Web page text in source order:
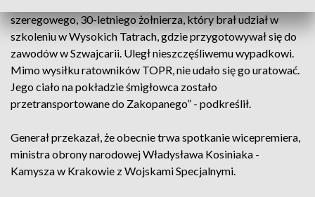
szeregowego, 30-letniego żołnierza, który brał udział w
szkoleniu w Wysokich Tatrach, gdzie przygotowywał się do
zawodów w Szwajcarii. Uległ nieszczęśliwemu wypadkowi.
Mimo wysiłku ratowników TOPR, nie udało się go uratować.
Jego ciało na pokładzie śmigłowca zostało
przetransportowane do Zakopanego” - podkreślił.
Generał przekazał, że obecnie trwa spotkanie wicepremiera,
ministra obrony narodowej Władysława Kosiniaka -
Kamysza w Krakowie z Wojskami Specjalnymi.